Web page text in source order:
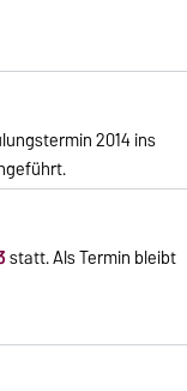
2014 ins
statt. Als Termin bleibt